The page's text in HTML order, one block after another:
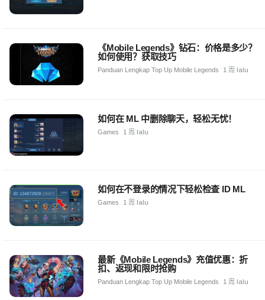
《Mobile Legends》钻石：价格是多少？
如何使用？获取技巧
Panduan Lengkap Top Up Mobile Legends 1 周 lalu
如何在 ML 中删除聊天，轻松无忧！
Games 1 周 lalu
如何在不登录的情况下轻松检查 ID ML
Games 1 周 lalu
最新《Mobile Legends》充值优惠：折
扣、返现和限时抢购
Panduan Lengkap Top Up Mobile Legends 1 周 lalu